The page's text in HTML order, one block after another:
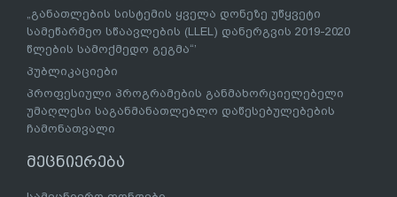
„განათლების სისტემის ყველა დონეზე უწყვეტი
სამეწარმეო სწაავლების (LLEL) დანერგვის 2019-2020
წლების სამოქმედო გეგმა“’
პუბლიკაციები
პროფესიული პროგრამების განმახორციელებელი
უმაღლესი საგანმანათლებლო დაწესებულებების
ჩამონათვალი
მეცნიერება